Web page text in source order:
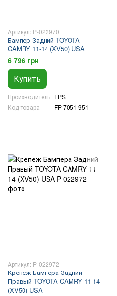
Артикул: P-022970
Бампер Задний TOYOTA
CAMRY 11-14 (XV50) USA
6 796 грн
Купить
Производитель FPS
Код товара
FP 7051 951
Артикул: P-022972
Крепеж Бампера Задний
Правый TOYOTA CAMRY 11-14
(XV50) USA